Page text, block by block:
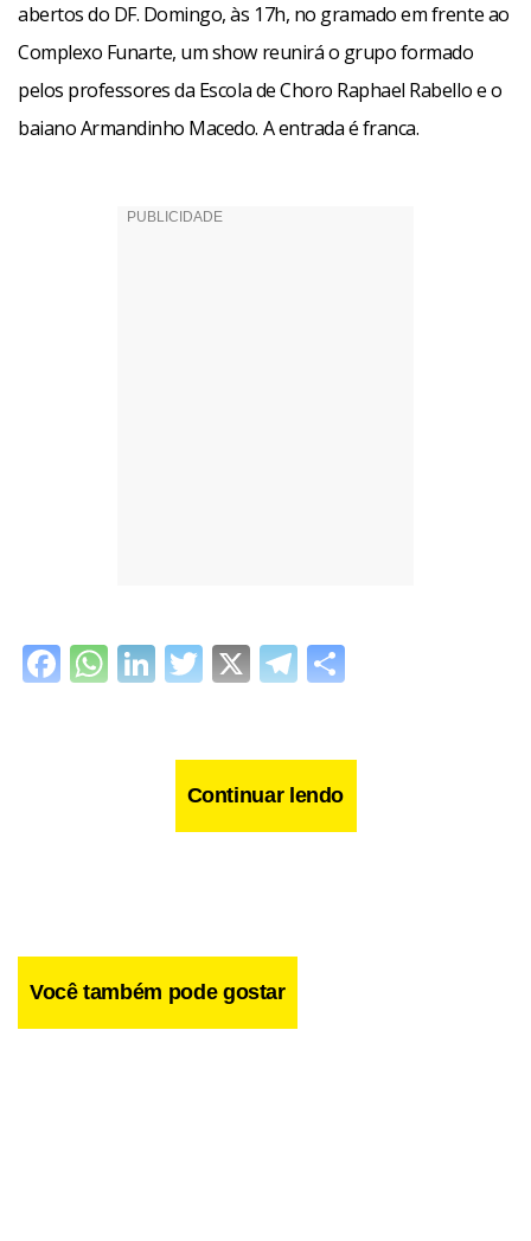
abertos do DF. Domingo, às 17h, no gramado em frente ao
Complexo Funarte, um show reunirá o grupo formado
pelos professores da Escola de Choro Raphael Rabello e o
baiano Armandinho Macedo. A entrada é franca.
Facebook
WhatsApp
LinkedIn
Twitter
X Telegram
Continuar lendo
Você também pode gostar